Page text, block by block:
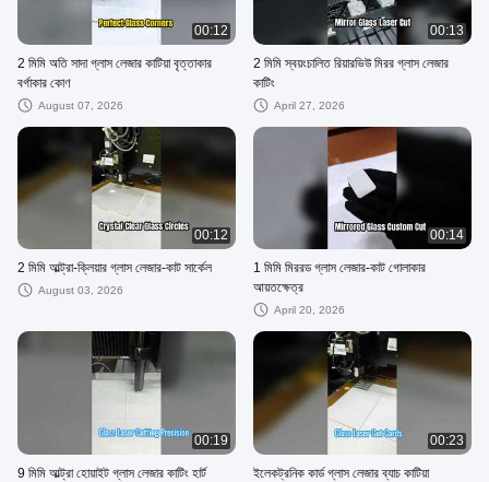
00:12
2 মিমি অতি সাদা গ্লাস লেজার কাটিয়া বৃত্তাকার
বর্গাকার কোণ
August 07, 2026
00:13
2 মিমি স্বয়ংচালিত রিয়ারভিউ মিরর গ্লাস লেজার
কাটিং
April 27, 2026
00:12
2 মিমি আল্ট্রা-ক্লিয়ার গ্লাস লেজার-কাট সার্কেল
August 03, 2026
00:14
1 মিমি মিররড গ্লাস লেজার-কাট গোলাকার
আয়তক্ষেত্র
April 20, 2026
00:19
9 মিমি আল্ট্রা হোয়াইট গ্লাস লেজার কাটিং হার্ট
00:23
ইলেকট্রনিক কার্ড গ্লাস লেজার ব্যাচ কাটিয়া